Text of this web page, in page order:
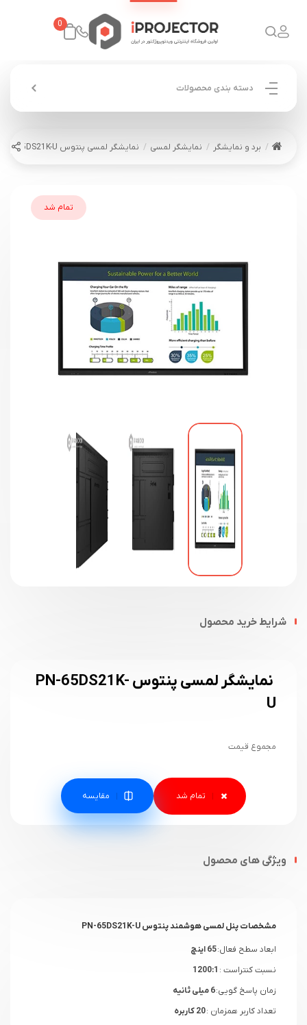
0
دسته بندی محصولات
برد و نمایشگر نمایشگر لمسی نمایشگر لمسی پنتوس PN-65DS21K-U
تمام شد
شرایط خرید محصول
نمایشگر لمسی پنتوس PN-65DS21K-
U
مجموع قیمت
مقایسه
ویژگی های محصول
مشخصات پنل لمسی هوشمند پنتوس PN-65DS21K-U
ابعاد سطح فعال:65 اینچ
نسبت کنتراست :
زمان پاسخ گویی:6 میلی ثانیه
تعداد کاربر همزمان :